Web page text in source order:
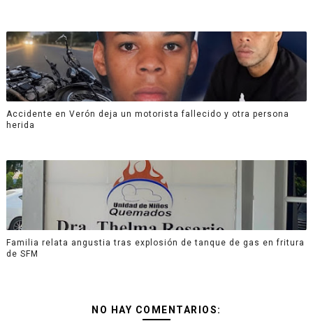
Accidente en Verón deja un motorista fallecido y otra persona
herida
Familia relata angustia tras explosión de tanque de gas en fritura
de SFM
NO HAY COMENTARIOS: